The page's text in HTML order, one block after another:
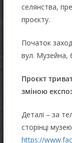
селянства,
проєкту.
Початок
вул. Музейна,
Проєкт
зміною
Деталі – за
сторінці
https://